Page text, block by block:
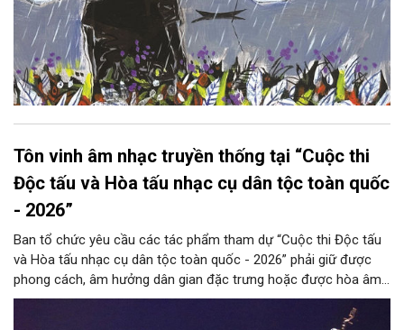
Tôn vinh âm nhạc truyền thống tại “Cuộc thi
Độc tấu và Hòa tấu nhạc cụ dân tộc toàn quốc
- 2026”
Ban tổ chức yêu cầu các tác phẩm tham dự “Cuộc thi Độc tấu
và Hòa tấu nhạc cụ dân tộc toàn quốc - 2026” phải giữ được
phong cách, âm hưởng dân gian đặc trưng hoặc được hòa âm,
phối khí mới trên nền tảng làn điệu âm nhạc truyền thống Việt
Nam, đồng thời phải được trình diễn trực tiếp bằng nhạc cụ dân